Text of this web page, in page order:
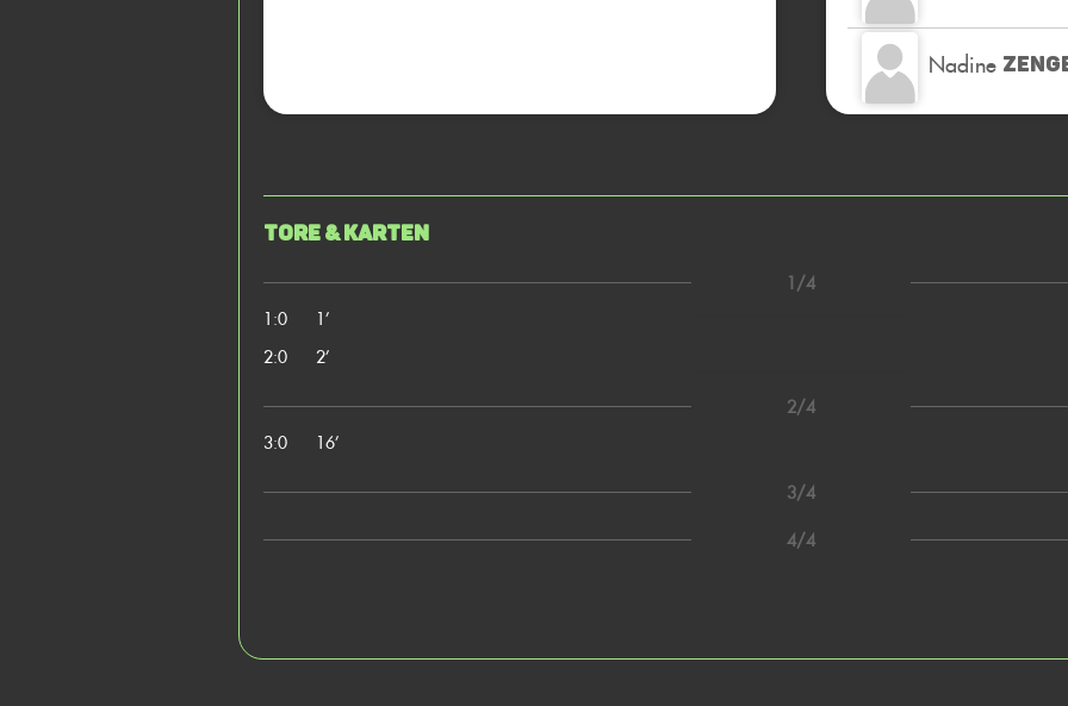
Nadine
Tore & Karten
1/4
1:0
1’
2:0
2’
2/4
3:0
16’
3/4
4/4